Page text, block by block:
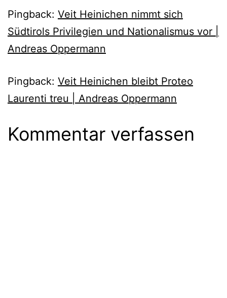
Pingback: Veit Heinichen nimmt sich
Südtirols Privilegien und Nationalismus vor |
Andreas Oppermann
Pingback: Veit Heinichen bleibt Proteo
Laurenti treu | Andreas Oppermann
Kommentar verfassen